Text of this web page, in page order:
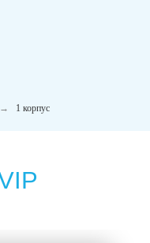
→ 1 корпус